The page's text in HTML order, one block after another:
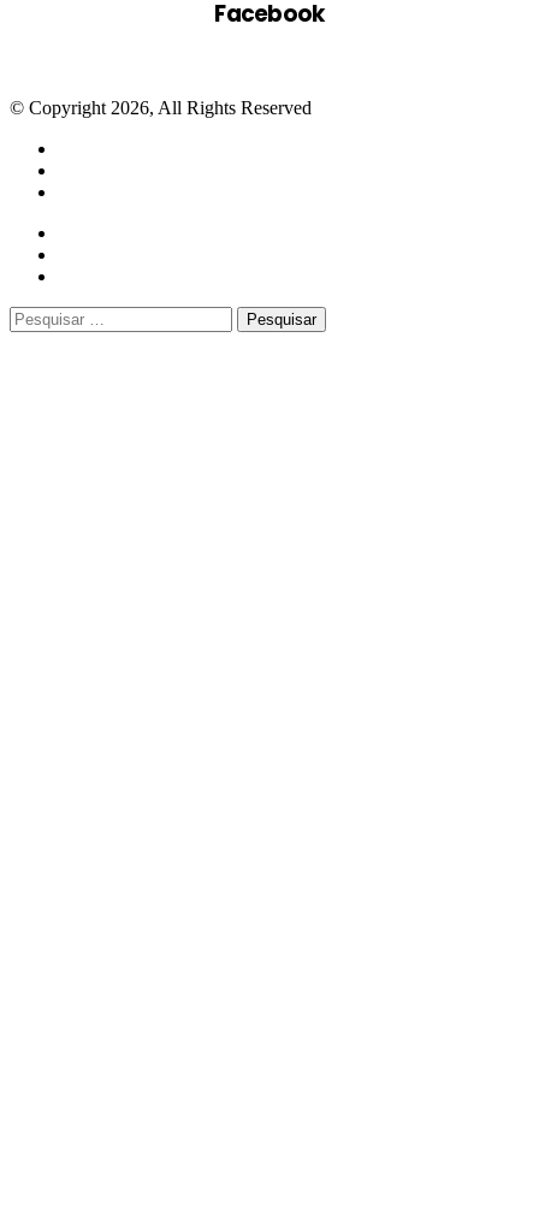
Facebook
© Copyright 2026, All Rights Reserved
Facebook
Twitter
WhatsApp
Telegram
Close
Pesquisar
por: